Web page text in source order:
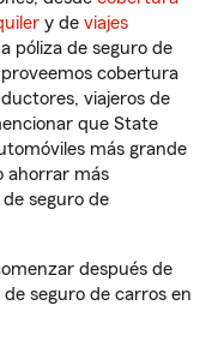
y de viajes
póliza de seguro de
cobertura
viajeros de
que State
más grande
ahorrar más
seguro de
después de
seguro de carros en